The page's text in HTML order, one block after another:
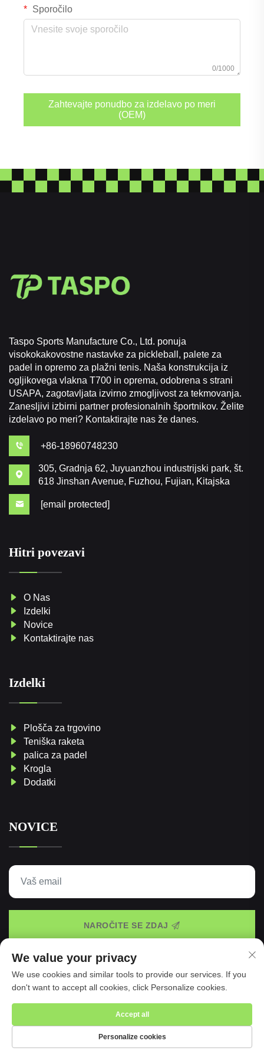
Sporočilo
0/1000
Zahtevajte ponudbo za izdelavo po meri
(OEM)
Taspo Sports Manufacture Co., Ltd. ponuja
visokokakovostne nastavke za pickleball, palete za
padel in opremo za plažni tenis. Naša konstrukcija iz
ogljikovega vlakna T700 in oprema, odobrena s strani
USAPA, zagotavljata izvirno zmogljivost za tekmovanja.
Zanesljivi izbirni partner profesionalnih športnikov. Želite
izdelavo po meri? Kontaktirajte nas že danes.
+86-18960748230
305, Gradnja 62, Juyuanzhou industrijski park, št.
618 Jinshan Avenue, Fuzhou, Fujian, Kitajska
[email protected]
Hitri povezavi
O Nas
Izdelki
Novice
Kontaktirajte nas
Izdelki
Plošča za trgovino
Teniška raketa
palica za padel
Krogla
Dodatki
NOVICE
NAROČITE SE ZDAJ
Avtorske pravice © 2025 Taspo Sports Manufacture Co.,
We value your privacy
We use cookies and similar tools to provide our services. If you
don't want to accept all cookies, click Personalize cookies.
Personalize cookies
Accept all